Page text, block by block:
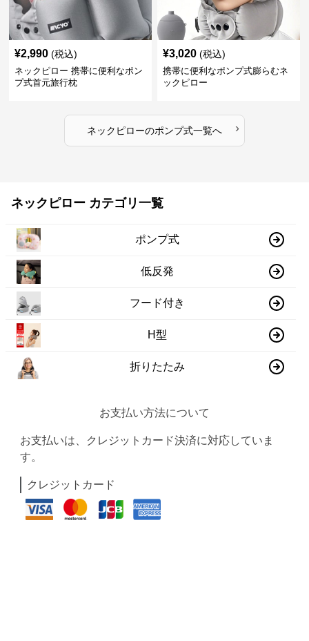
¥2,990 (税込)
ネックピロー 携帯に便利なポン
プ式首元旅行枕
¥3,020 (税込)
携帯に便利なポンプ式膨らむネ
ックピロー
ネックピローのポンプ式一覧へ ›
ネックピロー カテゴリ一覧
ポンプ式
低反発
フード付き
H型
折りたたみ
お支払い方法について
お支払いは、クレジットカード決済に対応していま
す。
クレジットカード